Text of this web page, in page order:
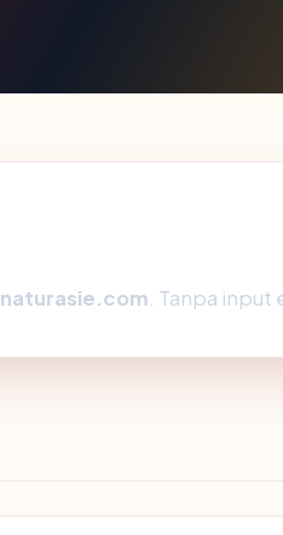
naturasie.com . Tanpa